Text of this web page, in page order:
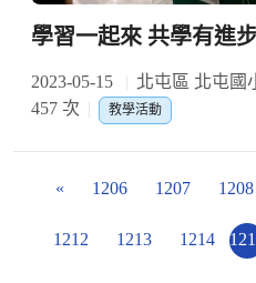
學習一起來 共學有進
2023-05-15 北屯區 北屯國
457 次
教學活動
« 1206 1207 1208
1212 1213 1214